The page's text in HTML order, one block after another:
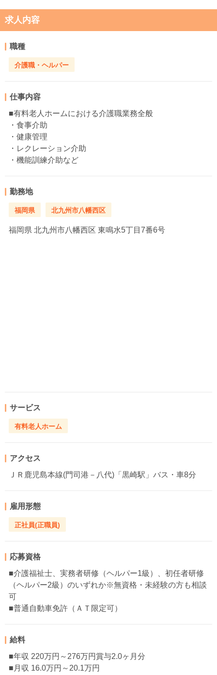
求人内容
職種
介護職・ヘルパー
仕事内容
■有料老人ホームにおける介護職業務全般
・食事介助
・健康管理
・レクレーション介助
・機能訓練介助など
勤務地
福岡県 北九州市八幡西区
福岡県 北九州市八幡西区 東鳴水5丁目7番6号
サービス
有料老人ホーム
アクセス
ＪＲ鹿児島本線(門司港－八代)「黒崎駅」バス・車8分
雇用形態
正社員(正職員)
応募資格
■介護福祉士、実務者研修（ヘルパー1級）、初任者研修
（ヘルパー2級）のいずれか※無資格・未経験の方も相談
可
■普通自動車免許（ＡＴ限定可）
給料
■年収 220万円～276万円賞与2.0ヶ月分
■月収 16.0万円～20.1万円